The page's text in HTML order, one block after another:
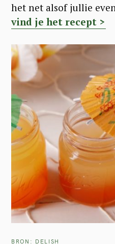
het net alsof jullie
vind je het recept >
BRON: DELISH